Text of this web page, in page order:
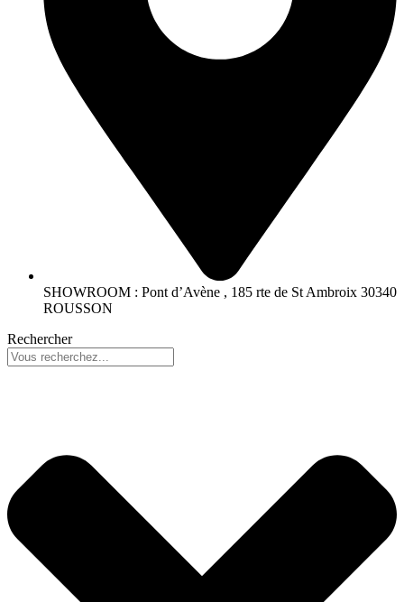
SHOWROOM : Pont d’Avène , 185 rte de St Ambroix 30340
ROUSSON
Rechercher